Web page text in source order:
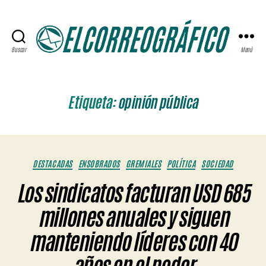
Buscar Menú
Etiqueta:opinión pública
Categorías
DESTACADAS ENSOBRADOS GREMIALES POLÍTICA SOCIEDAD
Los sindicatos facturan USD 685
millones anuales y siguen
manteniendo líderes con 40